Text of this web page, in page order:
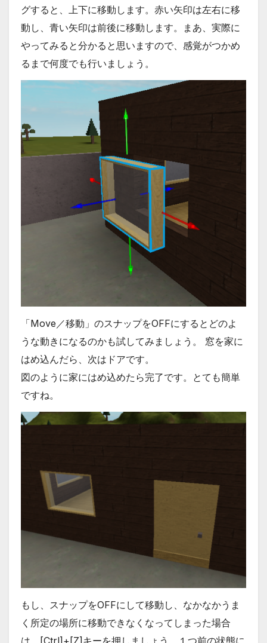
グすると、上下に移動します。赤い矢印は左右に移
動し、青い矢印は前後に移動します。まあ、実際に
やってみると分かると思いますので、感覚がつかめ
るまで何度でも行いましょう。
「Move／移動」のスナップをOFFにするとどのよ
うな動きになるのかも試してみましょう。 窓を家に
はめ込んだら、次はドアです。
図のように家にはめ込めたら完了です。とても簡単
ですね。
もし、スナップをOFFにして移動し、なかなかうま
く所定の場所に移動できなくなってしまった場合
は、[Ctrl]+[Z]キーを押しましょう。１つ前の状態に